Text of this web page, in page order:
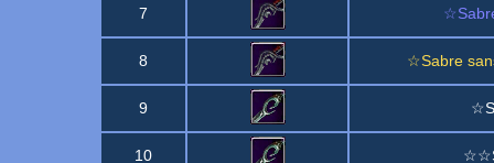
7
8 ☆Sabre
9
10